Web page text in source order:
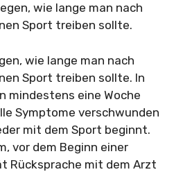
wie lange man nach
Sport treiben sollte.
wie lange man nach
Sport treiben sollte. In
mindestens eine Woche
Symptome verschwunden
mit dem Sport beginnt.
vor dem Beginn einer
Rücksprache mit dem Arzt